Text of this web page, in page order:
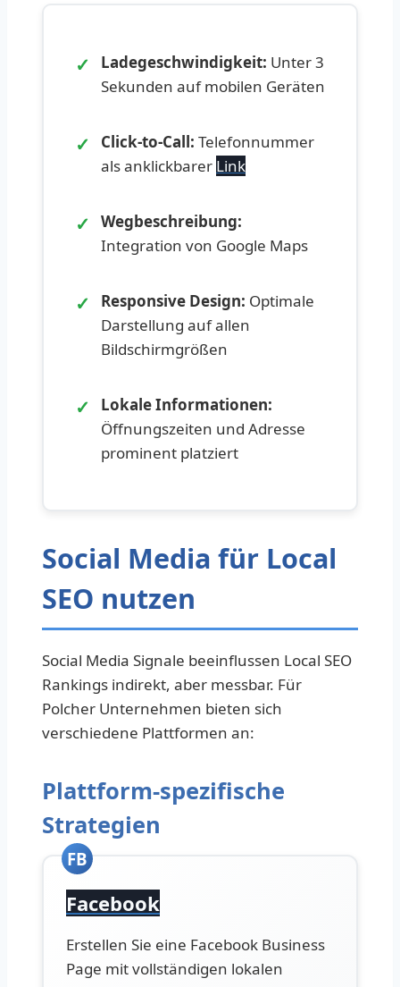
✓ Ladegeschwindigkeit: Unter 3
Sekunden auf mobilen Geräten
✓ Click-to-Call: Telefonnummer
als anklickbarer Link
✓
Wegbeschreibung:
Integration von Google Maps
✓ Responsive Design: Optimale
Darstellung auf allen
Bildschirmgrößen
✓
Lokale Informationen:
Öffnungszeiten und Adresse
prominent platziert
Social Media für Local
SEO nutzen
Social Media Signale beeinflussen Local SEO
Rankings indirekt, aber messbar. Für
Polcher Unternehmen bieten sich
verschiedene Plattformen an:
Plattform-spezifische
Strategien
FB
Facebook
Erstellen Sie eine Facebook Business
Page mit vollständigen lokalen